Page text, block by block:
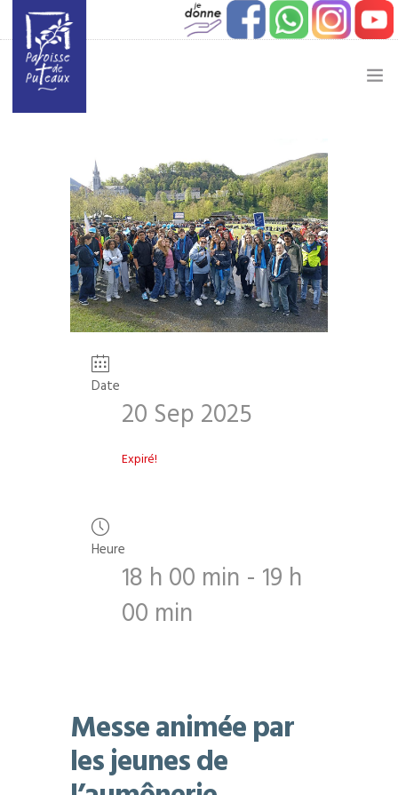
ACTUALITÉ
JEUNESSE
ETAPES DE VIE
VIE PAROISSIALE
Date
20 Sep 2025
Expiré!
Heure
18 h 00 min - 19 h
00 min
Messe animée par
les jeunes de